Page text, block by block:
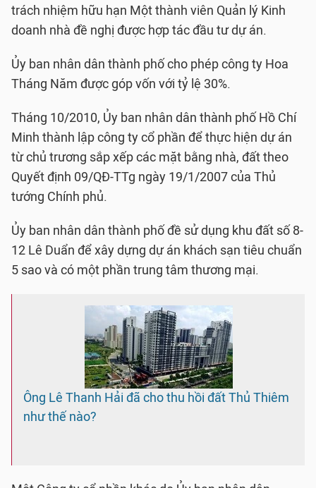
trách nhiệm hữu hạn Một thành viên Quản lý Kinh
doanh nhà đề nghị được hợp tác đầu tư dự án.
Ủy ban nhân dân thành phố cho phép công ty Hoa
Tháng Năm được góp vốn với tỷ lệ 30%.
Tháng 10/2010, Ủy ban nhân dân thành phố Hồ Chí
Minh thành lập công ty cổ phần để thực hiện dự án
từ chủ trương sắp xếp các mặt bằng nhà, đất theo
Quyết định 09/QĐ-TTg ngày 19/1/2007 của Thủ
tướng Chính phủ.
Ủy ban nhân dân thành phố đề sử dụng khu đất số 8-
12 Lê Duẩn để xây dựng dự án khách sạn tiêu chuẩn
5 sao và có một phần trung tâm thương mại.
Ông Lê Thanh Hải đã cho thu hồi đất Thủ Thiêm
như thế nào?